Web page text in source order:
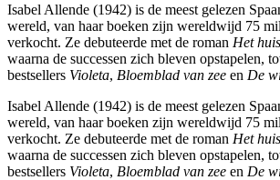
Isabel Allende (1942) is de meest gelezen
wereld, van haar boeken zijn wereldwijd 75
verkocht. Ze debuteerde met de roman Het
waarna de successen zich bleven opstapelen,
bestsellers Violeta, Bloemblad van zee en De
Isabel Allende (1942) is de meest gelezen
wereld, van haar boeken zijn wereldwijd 75
verkocht. Ze debuteerde met de roman Het
waarna de successen zich bleven opstapelen,
bestsellers Violeta, Bloemblad van zee en De